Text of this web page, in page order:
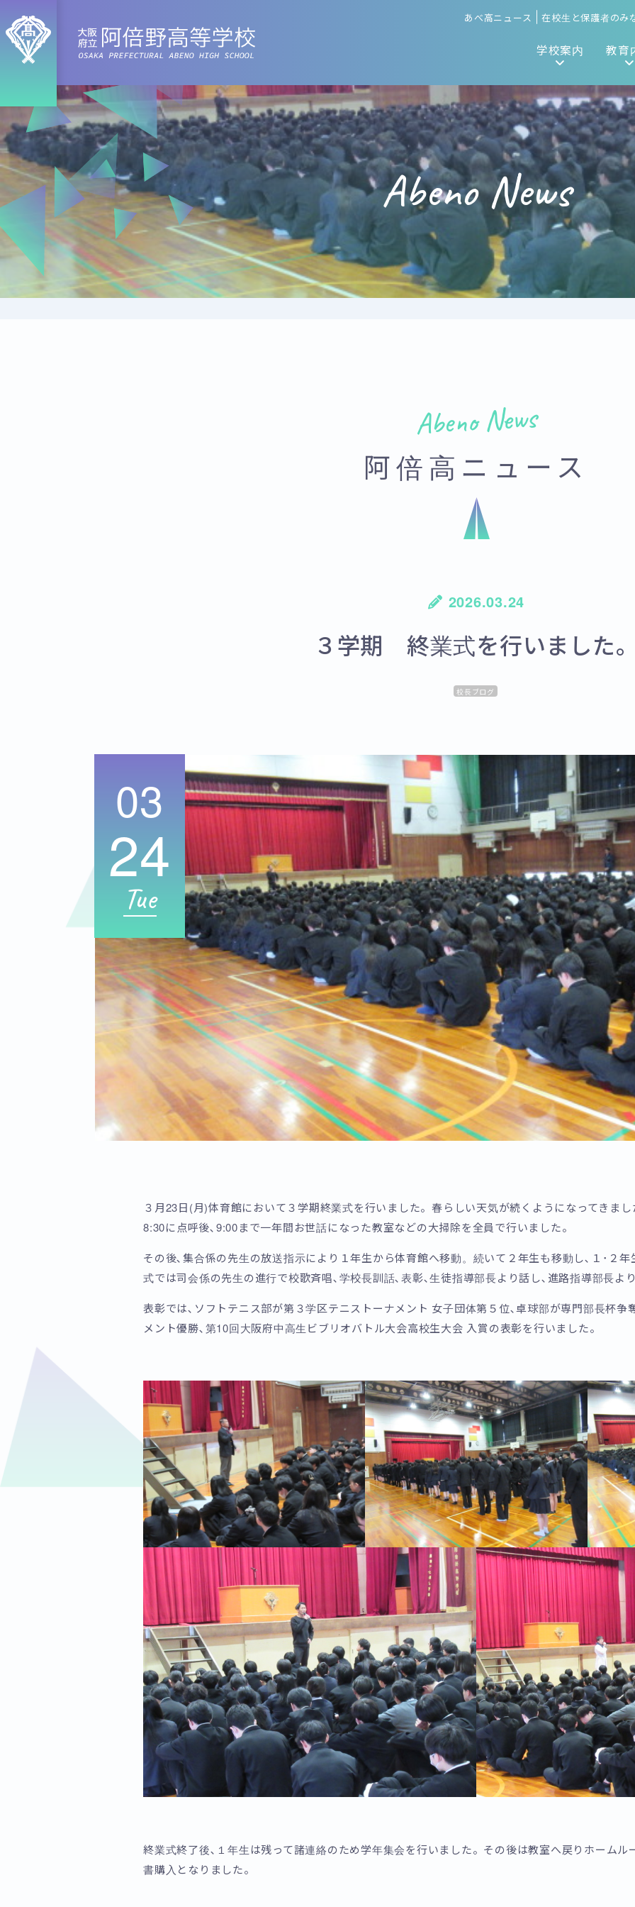
学校案内 教育
あべ高ニュース 在校生と保護者のみ
Abeno News
Abeno News
阿倍高ニュース
2026.03.24
３学期 終業式を行いました
校長ブログ
03
24
Tue
３月23日(月)体育館において３学期終業式を行いました。春らしい天気が続くようになってきま
8:30に点呼後､9:00まで一年間お世話になった教室などの大掃除を全員で行いました。
その後､集合係の先生の放送指示により１年生から体育館へ移動。続いて２年生も移動し､１･２
式では司会係の先生の進行で校歌斉唱､学校長訓話､表彰､生徒指導部長より話し､進路指導部長よ
表彰では､ソフトテニス部が第３学区テニストーナメント 女子団体第５位､卓球部が専門部長杯争
メント優勝､第10回大阪府中高生ビブリオバトル大会高校生大会 入賞の表彰を行いました。
終業式終了後､１年生は残って諸連絡のため学年集会を行いました。その後は教室へ戻りホーム
書購入となりました。